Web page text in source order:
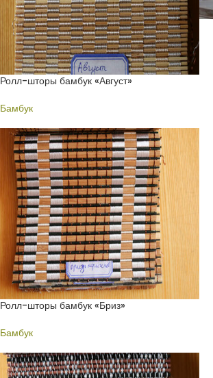
Ролл-шторы бамбук «Август»
Бамбук
Ролл-шторы бамбук «Бриз»
Бамбук